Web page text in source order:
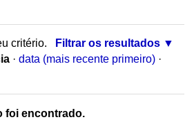
critério.
Filtrar os resultados
· data (mais recente primeiro) ·
foi encontrado.